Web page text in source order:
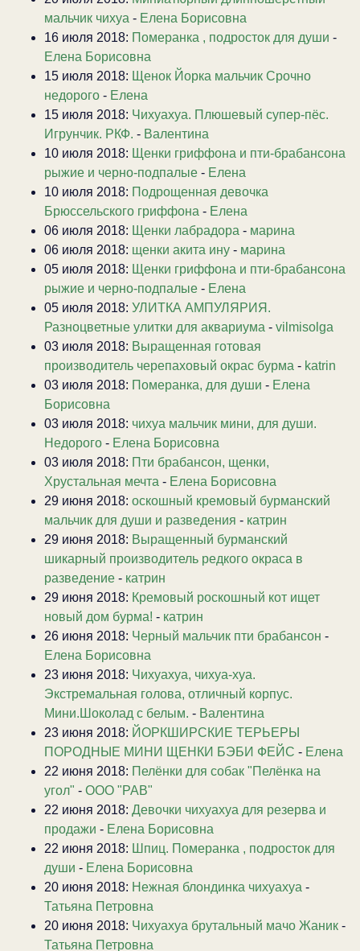
мальчик чихуа - Елена Борисовна
16 июля 2018: Померанка , подросток для души -
Елена Борисовна
15 июля 2018: Щенок Йорка мальчик Срочно
недорого - Елена
15 июля 2018: Чихуахуа. Плюшевый супер-пёс.
Игрунчик. РКФ. - Валентина
10 июля 2018: Щенки гриффона и пти-брабансона
рыжие и черно-подпалые - Елена
10 июля 2018: Подрощенная девочка
Брюссельского гриффона - Елена
06 июля 2018: Щенки лабрадора - марина
06 июля 2018: щенки акита ину - марина
05 июля 2018: Щенки гриффона и пти-брабансона
рыжие и черно-подпалые - Елена
05 июля 2018: УЛИТКА АМПУЛЯРИЯ.
Разноцветные улитки для аквариума - vilmisolga
03 июля 2018: Выращенная готовая
производитель черепаховый окрас бурма - katrin
03 июля 2018: Померанка, для души - Елена
Борисовна
03 июля 2018: чихуа мальчик мини, для души.
Недорого - Елена Борисовна
03 июля 2018: Пти брабансон, щенки,
Хрустальная мечта - Елена Борисовна
29 июня 2018: оскошный кремовый бурманский
мальчик для души и разведения - катрин
29 июня 2018: Выращенный бурманский
шикарный производитель редкого окраса в
разведение - катрин
29 июня 2018: Кремовый роскошный кот ищет
новый дом бурма! - катрин
26 июня 2018: Черный мальчик пти брабансон -
Елена Борисовна
23 июня 2018: Чихуахуа, чихуа-хуа.
Экстремальная голова, отличный корпус.
Мини.Шоколад с белым. - Валентина
23 июня 2018: ЙОРКШИРСКИЕ ТЕРЬЕРЫ
ПОРОДНЫЕ МИНИ ЩЕНКИ БЭБИ ФЕЙС - Елена
22 июня 2018: Пелёнки для собак "Пелёнка на
угол" - ООО "РАВ"
22 июня 2018: Девочки чихуахуа для резерва и
продажи - Елена Борисовна
22 июня 2018: Шпиц. Померанка , подросток для
души - Елена Борисовна
20 июня 2018: Нежная блондинка чихуахуа -
Татьяна Петровна
20 июня 2018: Чихуахуа брутальный мачо Жаник -
Татьяна Петровна